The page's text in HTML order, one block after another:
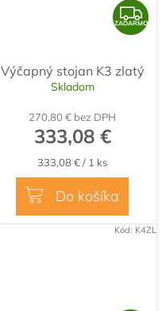
Z
A
A
ZADARMO
Výčapný stojan K3 zlatý
Skladom
270,80 € bez DPH
333,08 €
Jednotková
cena:
333,08 € / 1 ks
Do košíka
Kód: K4ZL